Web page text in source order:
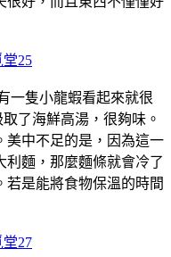
一隻小龍蝦看起來就很
了海鮮高湯，很夠味。
美中不足的是，因為這一
利麵，那麼麵條就會冷了
若是能將食物保溫的時間